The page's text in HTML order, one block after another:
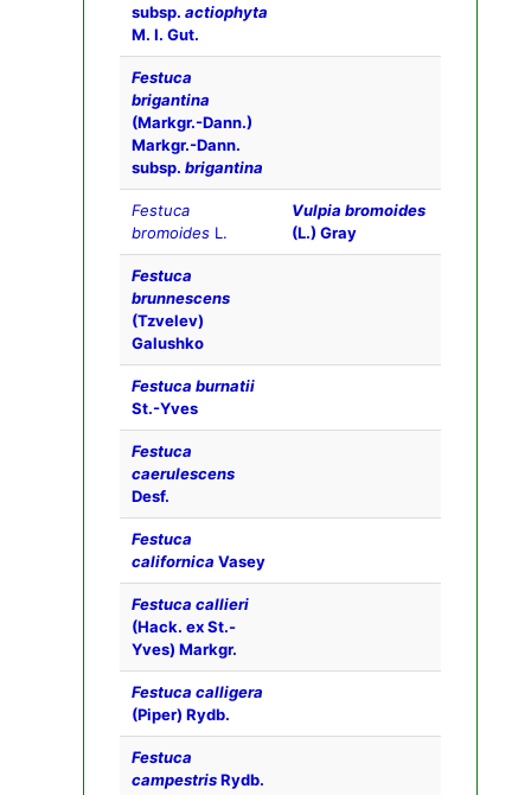
subsp. actiophyta
M. I. Gut.
Festuca
brigantina
(Markgr.-Dann.)
Markgr.-Dann.
subsp. brigantina
Festuca
bromoides L.
Vulpia bromoides
(L.) Gray
Festuca
brunnescens
(Tzvelev)
Galushko
Festuca burnatii
St.-Yves
Festuca
caerulescens
Desf.
Festuca
californica Vasey
Festuca callieri
(Hack. ex St.-
Yves) Markgr.
Festuca calligera
(Piper) Rydb.
Festuca
campestrisRydb.